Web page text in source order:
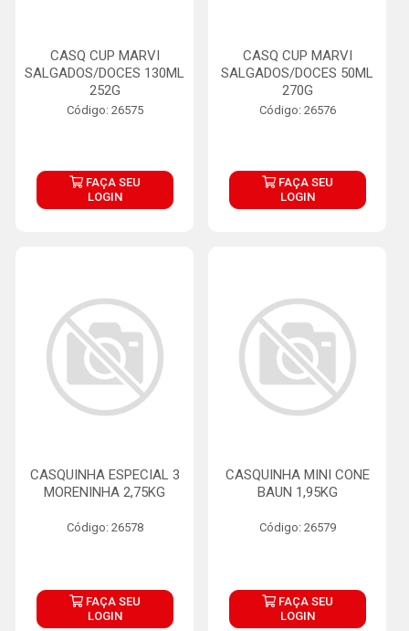
CASQ CUP MARVI
SALGADOS/DOCES 130ML
252G
Código: 26575
FAÇA SEU
LOGIN
CASQ CUP MARVI
SALGADOS/DOCES 50ML
270G
Código: 26576
FAÇA SEU
LOGIN
CASQUINHA ESPECIAL 3
MORENINHA 2,75KG
Código: 26578
FAÇA SEU
LOGIN
CASQUINHA MINI CONE
BAUN 1,95KG
Código: 26579
FAÇA SEU
LOGIN